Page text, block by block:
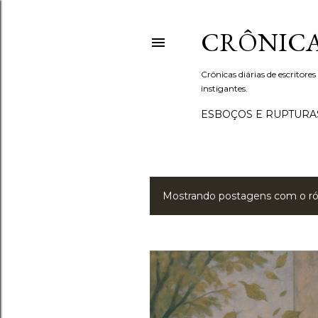
Crônicas diárias de
instigantes.
ESBOÇOS E
P
s
t
Mostrando postagens com o